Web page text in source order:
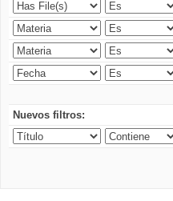
Nuevos filtros: